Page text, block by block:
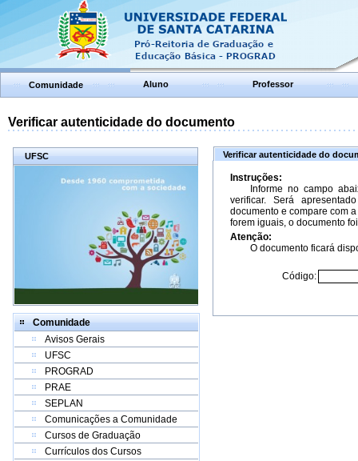
Comunidade Aluno Professor
Verificar autenticidade do documento
UFSC
Comunidade
Avisos Gerais
UFSC
PROGRAD
PRAE
SEPLAN
Comunicações a Comunidade
Cursos de Graduação
Currículos dos Cursos
Verificar autenticidade do
Instruções:
Informe no campo
verificar. Será
documento e compare com
forem iguais, o documento
Atenção:
O documento ficará
Código: